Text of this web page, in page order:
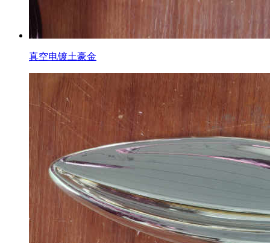
真空电镀土豪金